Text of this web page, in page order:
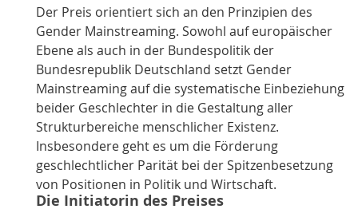
Der Preis orientiert sich an den Prinzipien des
Gender Mainstreaming. Sowohl auf europäischer
Ebene als auch in der Bundespolitik der
Bundesrepublik Deutschland setzt Gender
Mainstreaming auf die systematische Einbeziehung
beider Geschlechter in die Gestaltung aller
Strukturbereiche menschlicher Existenz.
Insbesondere geht es um die Förderung
geschlechtlicher Parität bei der Spitzenbesetzung
von Positionen in Politik und Wirtschaft.
Die Initiatorin des Preises